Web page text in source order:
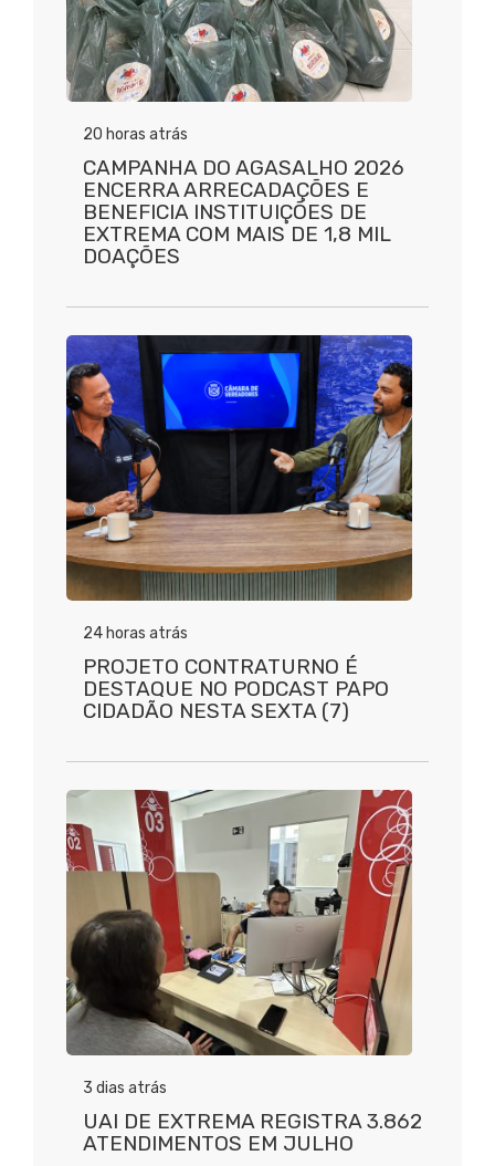
20 horas atrás
CAMPANHA DO AGASALHO 2026
ENCERRA ARRECADAÇÕES E
BENEFICIA INSTITUIÇÕES DE
EXTREMA COM MAIS DE 1,8 MIL
DOAÇÕES
24 horas atrás
PROJETO CONTRATURNO É
DESTAQUE NO PODCAST PAPO
CIDADÃO NESTA SEXTA (7)
3 dias atrás
UAI DE EXTREMA REGISTRA 3.862
ATENDIMENTOS EM JULHO